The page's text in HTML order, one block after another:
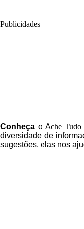
Publicidades
Conheça o Ache Tudo
diversidade de
sugestões, elas nos